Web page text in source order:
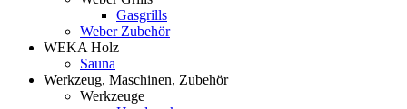
Gasgrills
Weber Zubehör
WEKA Holz
Sauna
Werkzeug, Maschinen, Zubehör
Werkzeuge